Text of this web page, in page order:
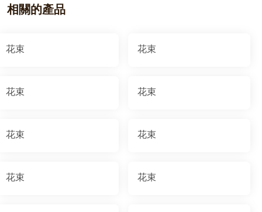
相關的產品
花束 花束
花束 花束
花束 花束
花束 花束